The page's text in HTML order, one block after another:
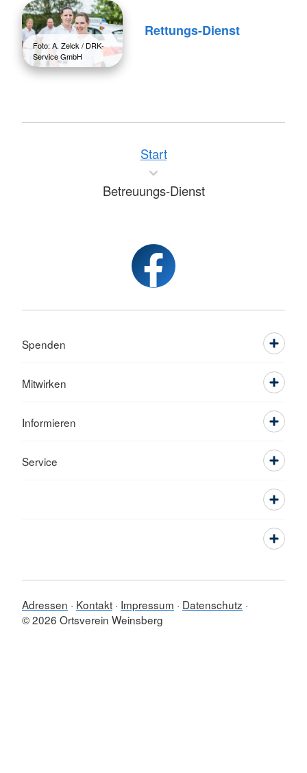
Foto: A. Zelck / DRK-
Service GmbH
Rettungs-Dienst
Start
Betreuungs-Dienst
Spenden
Mitwirken
Informieren
Service
Adressen Kontakt Impressum
Datenschutz
© 2026 Ortsverein Weinsberg